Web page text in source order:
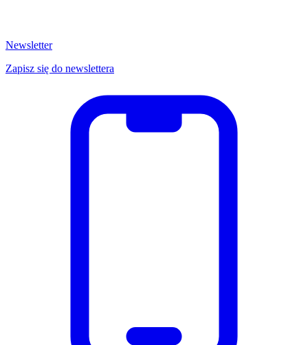
Newsletter
Zapisz się do newslettera